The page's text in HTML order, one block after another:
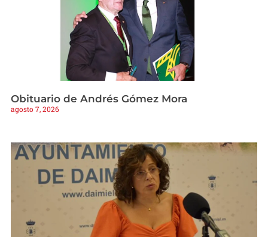
Obituario de Andrés Gómez Mora
agosto 7, 2026